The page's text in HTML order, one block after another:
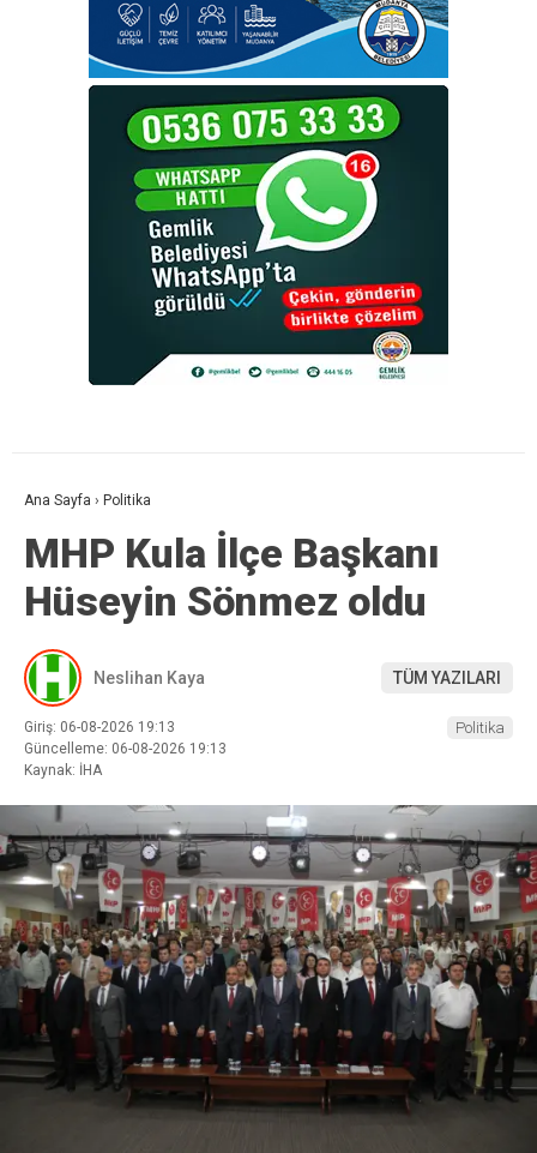
Ana Sayfa › Politika
MHP Kula İlçe Başkanı
Hüseyin Sönmez oldu
Neslihan Kaya TÜM YAZILARI
Giriş: 06-08-2026 19:13
Güncelleme: 06-08-2026 19:13
Kaynak: İHA
Politika